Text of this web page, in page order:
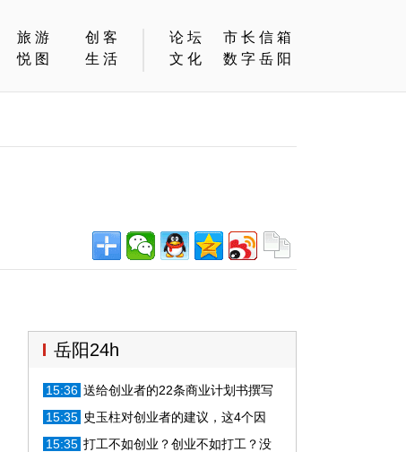
旅游
创客
悦图
生活
论坛
市长信箱
文化
数字岳阳
岳阳24h
15:36 送给创业者的22条商业计划书撰写
建议
15:35 史玉柱对创业者的建议，这4个因
素，你占了几个！
15:35 打工不如创业？创业不如打工？没